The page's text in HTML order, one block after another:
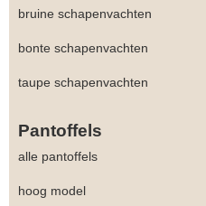
bruine schapenvachten
bonte schapenvachten
taupe schapenvachten
Pantoffels
alle pantoffels
hoog model